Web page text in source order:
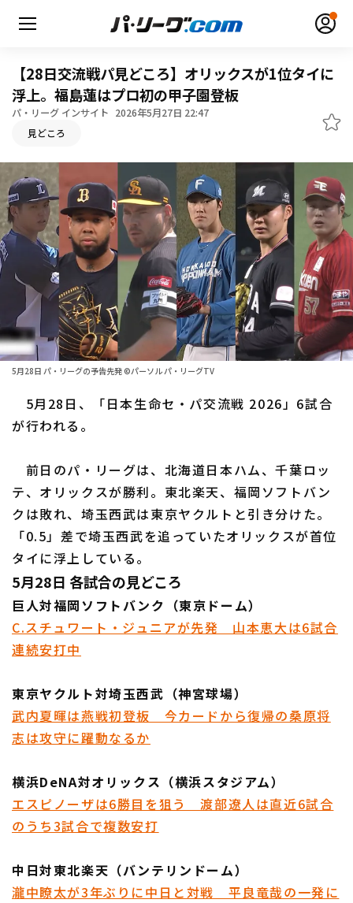
無料アカウント登録
HOME
動画
日程・結果
順位表･成績
1軍公式戦
ファーム東地区
ファーム中地区
交流戦
選手名鑑
北海道日本ハムファイターズ
埼玉西武ライオンズ
千葉ロッテマリーンズ
オリックス・バファローズ
福岡ソフトバンクホークス
設定
利用規約
特定商取引法の表示 アルバイト募集（別ウィンドウで開く
【28日交流戦パ見どころ】オリックスが1位タイに
浮上。福島蓮はプロ初の甲子園登板
パ・リーグ インサイト 2026年5月27日 22:47
見どころ
5月28日 パ・リーグの予告先発 ©パーソル パ・リーグTV
5月28日、「日本生命セ・パ交流戦 2026」6試合
が行われる。
前日のパ・リーグは、北海道日本ハム、千葉ロッ
テ、オリックスが勝利。東北楽天、福岡ソフトバン
クは敗れ、埼玉西武は東京ヤクルトと引き分けた。
「0.5」差で埼玉西武を追っていたオリックスが首位
タイに浮上している。
5月28日 各試合の見どころ
巨人対福岡ソフトバンク（東京ドーム）
C.スチュワート・ジュニアが先発 山本恵大は6試合
連続安打中
東京ヤクルト対埼玉西武（神宮球場）
武内夏暉は燕戦初登板 今カードから復帰の桑原将
志は攻守に躍動なるか
横浜DeNA対オリックス（横浜スタジアム）
エスピノーザは6勝目を狙う 渡部遼人は直近6試合
のうち3試合で複数安打
中日対東北楽天（バンテリンドーム）
瀧中瞭太が3年ぶりに中日と対戦 平良竜哉の一発に